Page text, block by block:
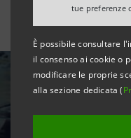
tue preferenze
È possibile consultare
il consenso ai cookie o
modificare le proprie
alla sezione dedicata (